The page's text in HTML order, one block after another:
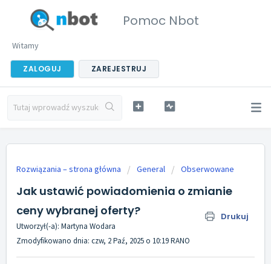
Pomoc Nbot
Witamy
ZALOGUJ ZAREJESTRUJ
Rozwiązania – strona główna General Obserwowane
Jak ustawić powiadomienia o zmianie
ceny wybranej oferty?
Drukuj
Utworzył(-a): Martyna Wodara
Zmodyfikowano dnia: czw, 2 Paź, 2025 o 10:19 RANO